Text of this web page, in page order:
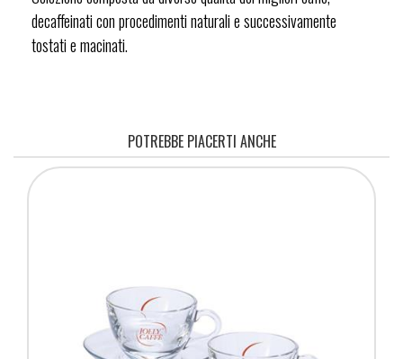
decaffeinati con procedimenti naturali e successivamente
tostati e macinati.
POTREBBE PIACERTI ANCHE